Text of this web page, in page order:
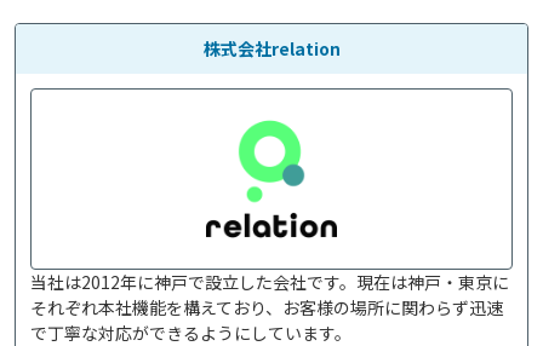
株式会社relation
当社は2012年に神戸で設立した会社です。現在は神戸・東京に
それぞれ本社機能を構えており、お客様の場所に関わらず迅速
で丁寧な対応ができるようにしています。